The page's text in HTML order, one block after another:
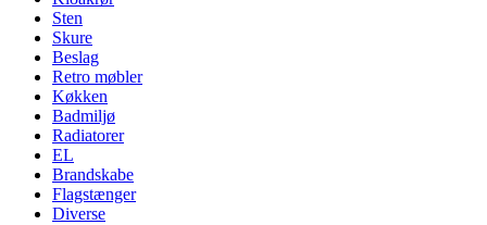
Sten
Skure
Beslag
Retro møbler
Køkken
Badmiljø
Radiatorer
EL
Brandskabe
Flagstænger
Diverse